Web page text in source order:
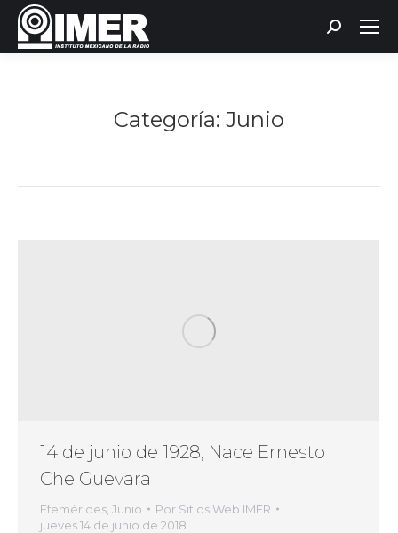
Buscar:
Categoría: Junio
14 de junio de 1928, Nace Ernesto
Che Guevara
Efemérides Junio Por Sitios Web IMER
jueves 14 de junio de 2018